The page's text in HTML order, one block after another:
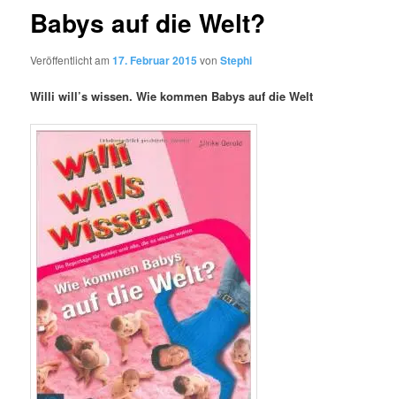
Babys auf die Welt?
Veröffentlicht am17. Februar 2015 vonStephi
Willi will’s wissen. Wie kommen Babys auf die Welt